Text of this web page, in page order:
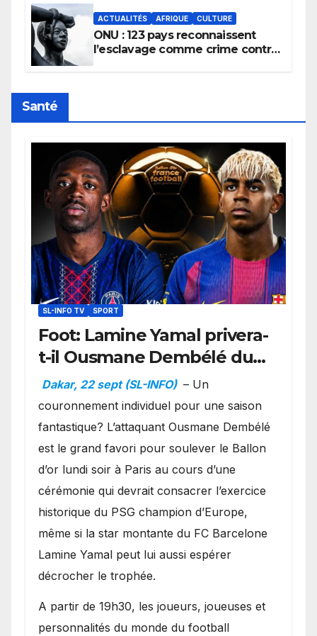
ACTUALITÉS AFRIQUE CULTURE
ONU : 123 pays reconnaissent
l’esclavage comme crime contre
Santé
SL-INFO TV SPORT
Foot: Lamine Yamal privera-
t-il Ousmane Dembélé du
Ballon d’or ?
Dakar, 22 sept (SL-INFO) – Un
couronnement individuel pour une saison
fantastique? L’attaquant Ousmane Dembélé
est le grand favori pour soulever le Ballon
d’or lundi soir à Paris au cours d’une
cérémonie qui devrait consacrer l’exercice
historique du PSG champion d’Europe,
même si la star montante du FC Barcelone
Lamine Yamal peut lui aussi espérer
décrocher le trophée.
A partir de 19h30, les joueurs, joueuses et
personnalités du monde du football